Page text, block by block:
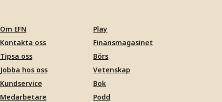
Om EFN
Kontakta oss
Tipsa oss
Jobba hos oss
Kundservice
Medarbetare
Play
Finansmagasinet
Börs
Vetenskap
Bok
Podd